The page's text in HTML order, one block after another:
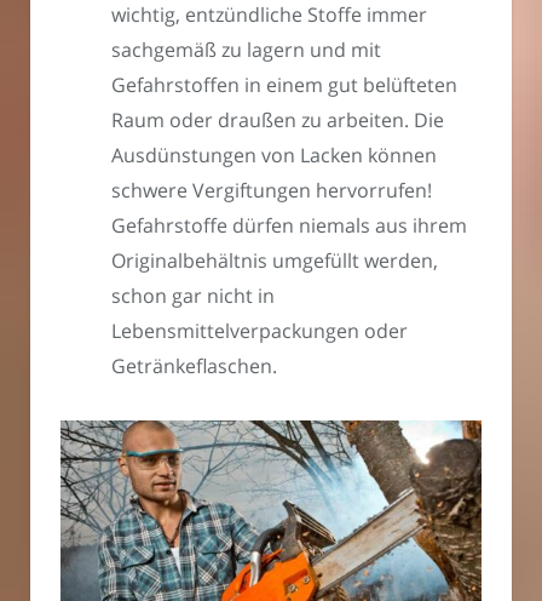
wichtig, entzündliche Stoffe immer
sachgemäß zu lagern und mit
Gefahrstoffen in einem gut belüfteten
Raum oder draußen zu arbeiten. Die
Ausdünstungen von Lacken können
schwere Vergiftungen hervorrufen!
Gefahrstoffe dürfen niemals aus ihrem
Originalbehältnis umgefüllt werden,
schon gar nicht in
Lebensmittelverpackungen oder
Getränkeflaschen.